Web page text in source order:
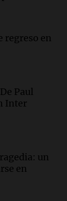
a
el revés
una
y el
regreso en
Paul
Inter
un
en